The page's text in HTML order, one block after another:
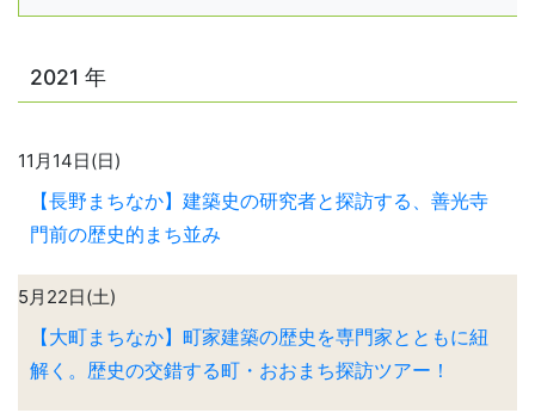
2021 年
11月14日(日)
【長野まちなか】建築史の研究者と探訪する、善光寺
門前の歴史的まち並み
5月22日(土)
【大町まちなか】町家建築の歴史を専門家とともに紐
解く。歴史の交錯する町・おおまち探訪ツアー！